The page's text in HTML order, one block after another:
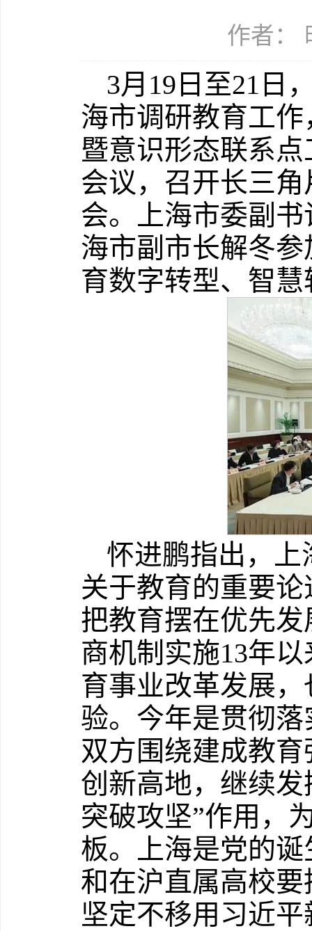
作者：
3月19日至21日
海市调研教育工
暨意识形态联系
会议，召开长三
会。上海市委副
海市副市长解冬
育数字转型、智
怀进鹏指出，
关于教育的重要
把教育摆在优先
商机制实施13年
育事业改革发展
验。今年是贯彻
双方围绕建成教
创新高地，继续
突破攻坚”作用，
板。上海是党的
和在沪直属高校
坚定不移用习近